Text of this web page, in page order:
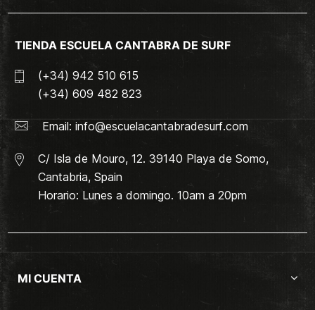
TIENDA ESCUELA CANTABRA DE SURF
(+34) 942 510 615
(+34) 609 482 823
Email: info@escuelacantabradesurf.com
C/ Isla de Mouro, 12. 39140 Playa de Somo,
Cantabria, Spain
Horario: Lunes a domingo. 10am a 20pm
MI CUENTA